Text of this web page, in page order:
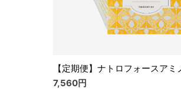
【定期便】ナトロフォースアミ
7,560円